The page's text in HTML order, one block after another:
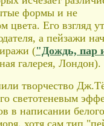
формы и не
Его взгляд
а пейзажи
("Дождь, пар
галерея, Лондон).
творчество
светотеневым
в написании
хотя сам тип